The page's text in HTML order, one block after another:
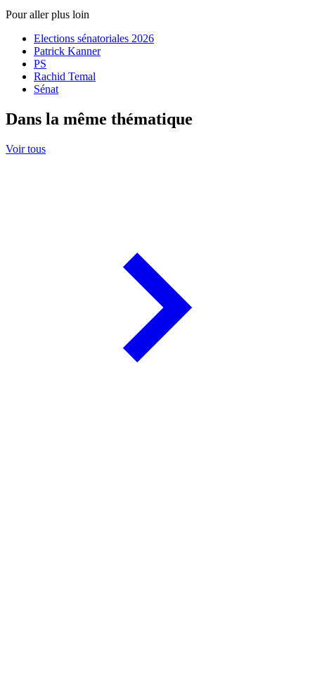
Pour aller plus loin
Elections sénatoriales 2026
Patrick Kanner
PS
Rachid Temal
Sénat
Dans la même thématique
Voir tous